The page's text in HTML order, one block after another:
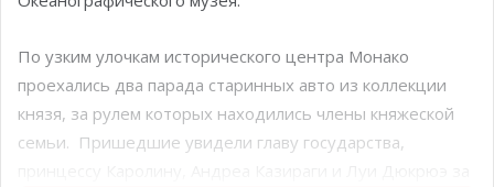
По узким улочкам исторического центра Монако
проехались два парада старинных авто из коллекции
князя, за рулем которых находились члены княжеской
семьи. Пришедшие увидели главу государства,